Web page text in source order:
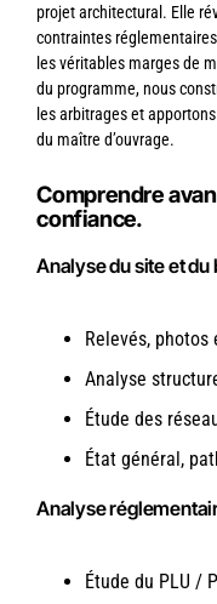
projet architectural. Elle
contraintes
les véritables marges de
du programme, nous
les arbitrages et
du maître d’ouvrage.
Comprendre
confiance.
Analyse du site et du
Relevés,
Analyse
Étude des
État général,
Analyse
Étude du PLU /